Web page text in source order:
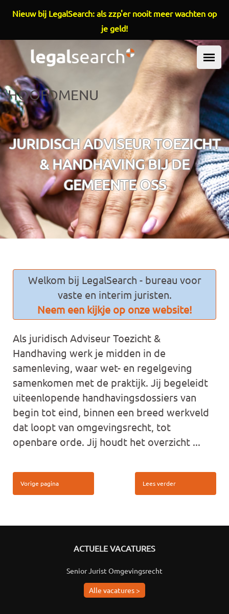
Overslaan en naar de inhoud gaan
HOOFDMENU
JURIDISCH ADVISEUR TOEZICHT
& HANDHAVING BIJ DE
GEMEENTE OSS
Welkom bij LegalSearch - bureau voor
vaste en interim juristen.
Neem een kijkje op onze website!
Als juridisch Adviseur Toezicht &
Handhaving werk je midden in de
samenleving, waar wet- en regelgeving
samenkomen met de praktijk. Jij begeleidt
uiteenlopende handhavingsdossiers van
begin tot eind, binnen een breed werkveld
dat loopt van omgevingsrecht, tot
openbare orde. Jij houdt het overzicht ...
Vorige pagina Lees verder
ACTUELE VACATURES
Senior Jurist Omgevingsrecht
Alle vacatures >
Nieuw bij LegalSearch: als zzp'er nooit meer wachten op
je geld!